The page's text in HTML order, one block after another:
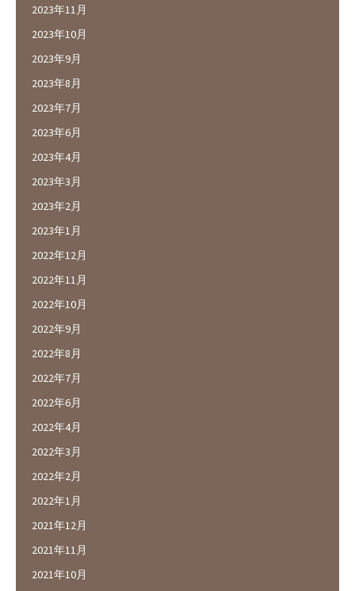
2023年11月
2023年10月
2023年9月
2023年8月
2023年7月
2023年6月
2023年4月
2023年3月
2023年2月
2023年1月
2022年12月
2022年11月
2022年10月
2022年9月
2022年8月
2022年7月
2022年6月
2022年4月
2022年3月
2022年2月
2022年1月
2021年12月
2021年11月
2021年10月